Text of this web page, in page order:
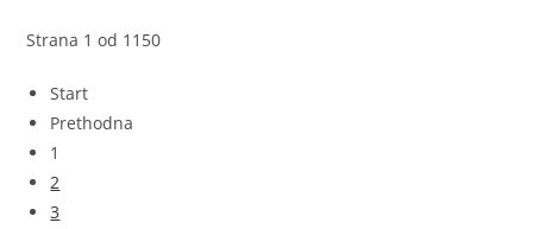
Strana 1 od 1150
Start
Prethodna
1
2
3